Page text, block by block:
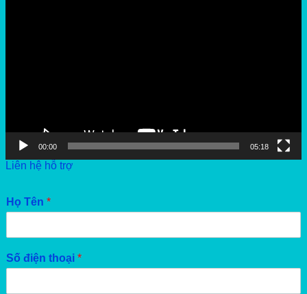
00:00 05:18
Liên hệ hỗ trợ
Họ Tên *
Số điện thoại *